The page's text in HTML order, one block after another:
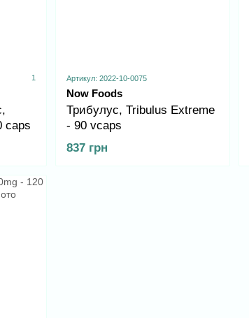
1
caps
Артикул: 2022-10-0075
Now Foods
Трибулус, Tribulus Extreme
- 90 vcaps
837 грн